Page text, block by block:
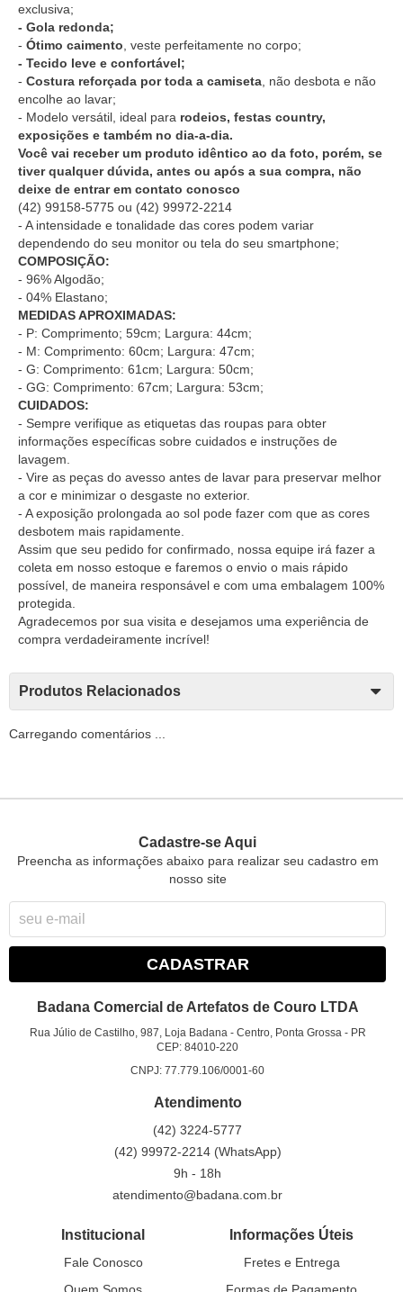
exclusiva;
- Gola redonda;
- Ótimo caimento , veste perfeitamente no corpo;
- Tecido leve e confortável;
- Costura reforçada por toda a camiseta , não desbota e não
encolhe ao lavar;
- Modelo versátil, ideal para rodeios, festas country,
exposições e também no dia-a-dia.
Você vai receber um produto idêntico ao da foto, porém, se
tiver qualquer dúvida, antes ou após a sua compra, não
deixe de entrar em contato conosco
(42) 99158-5775 ou (42) 99972-2214
- A intensidade e tonalidade das cores podem variar
dependendo do seu monitor ou tela do seu smartphone;
COMPOSIÇÃO:
- 96% Algodão;
- 04% Elastano;
MEDIDAS APROXIMADAS:
- P: Comprimento; 59cm; Largura: 44cm;
- M: Comprimento: 60cm; Largura: 47cm;
- G: Comprimento: 61cm; Largura: 50cm;
- GG: Comprimento: 67cm; Largura: 53cm;
CUIDADOS:
- Sempre verifique as etiquetas das roupas para obter
informações específicas sobre cuidados e instruções de
lavagem.
- Vire as peças do avesso antes de lavar para preservar melhor
a cor e minimizar o desgaste no exterior.
- A exposição prolongada ao sol pode fazer com que as cores
desbotem mais rapidamente.
Assim que seu pedido for confirmado, nossa equipe irá fazer a
coleta em nosso estoque e faremos o envio o mais rápido
possível, de maneira responsável e com uma embalagem 100%
protegida.
Agradecemos por sua visita e desejamos uma experiência de
compra verdadeiramente incrível!
Produtos Relacionados
Carregando comentários ...
Cadastre-se Aqui
Preencha as informações abaixo para realizar seu cadastro em
nosso site
CADASTRAR
Badana Comercial de Artefatos de Couro LTDA
Rua Júlio de Castilho, 987, Loja Badana - Centro, Ponta Grossa - PR
CEP: 84010-220
CNPJ: 77.779.106/0001-60
Atendimento
(42) 3224-5777
(42) 99972-2214 (WhatsApp)
9h - 18h
atendimento@badana.com.br
Institucional
Fale Conosco
Quem Somos
Informações Úteis
Fretes e Entrega
Formas de Pagamento